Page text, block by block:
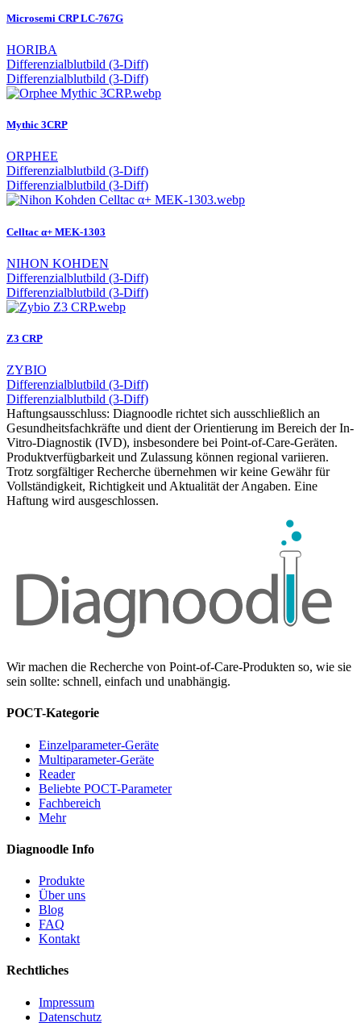
Microsemi CRP LC-767G
HORIBA
Differenzialblutbild (3-Diff)
Differenzialblutbild (3-Diff)
Mythic 3CRP
ORPHEE
Differenzialblutbild (3-Diff)
Differenzialblutbild (3-Diff)
Celltac α+ MEK-1303
NIHON KOHDEN
Differenzialblutbild (3-Diff)
Differenzialblutbild (3-Diff)
Z3 CRP
ZYBIO
Differenzialblutbild (3-Diff)
Differenzialblutbild (3-Diff)
Haftungsausschluss: Diagnoodle richtet sich ausschließlich an
Gesundheitsfachkräfte und dient der Orientierung im Bereich der In-
Vitro-Diagnostik (IVD), insbesondere bei Point-of-Care-Geräten.
Produktverfügbarkeit und Zulassung können regional variieren.
Trotz sorgfältiger Recherche übernehmen wir keine Gewähr für
Vollständigkeit, Richtigkeit und Aktualität der Angaben. Eine
Haftung wird ausgeschlossen.
Wir machen die Recherche von Point-of-Care-Produkten so, wie sie
sein sollte: schnell, einfach und unabhängig.
POCT-Kategorie
Einzelparameter-Geräte
Multiparameter-Geräte
Reader
Beliebte POCT-Parameter
Fachbereich
Mehr
Diagnoodle Info
Produkte
Über uns
Blog
FAQ
Kontakt
Rechtliches
Impressum
Datenschutz